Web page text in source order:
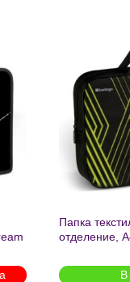
Папка
отделение,
на
В